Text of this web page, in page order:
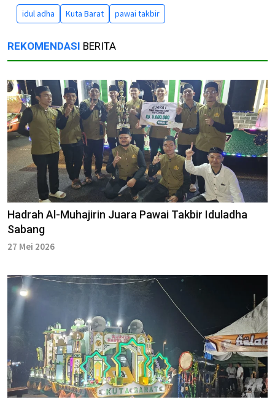
idul adha Kuta Barat pawai takbir
REKOMENDASI BERITA
Hadrah Al-Muhajirin Juara Pawai Takbir Iduladha
Sabang
27 Mei 2026